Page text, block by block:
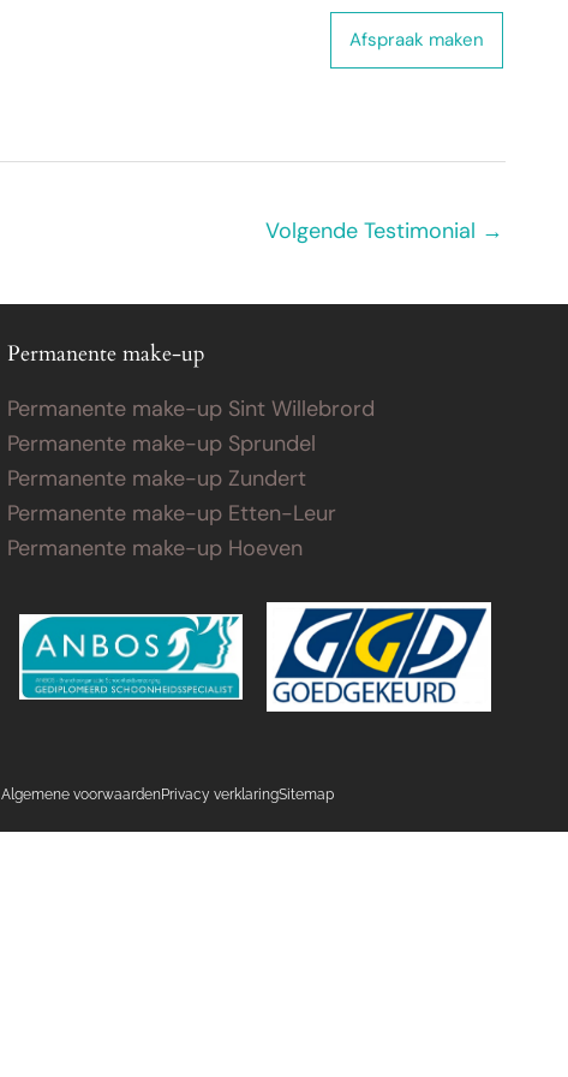
Afspraak maken
Volgende Testimonial →
Permanente make-up
Permanente make-up Sint Willebrord
Permanente make-up Sprundel
Permanente make-up Zundert
Permanente make-up Etten-Leur
Permanente make-up Hoeven
Algemene voorwaardenPrivacy verklaringSitemap